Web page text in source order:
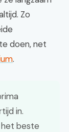
Zo
doen, net
.
in.
het beste